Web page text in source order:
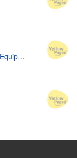
Circuit